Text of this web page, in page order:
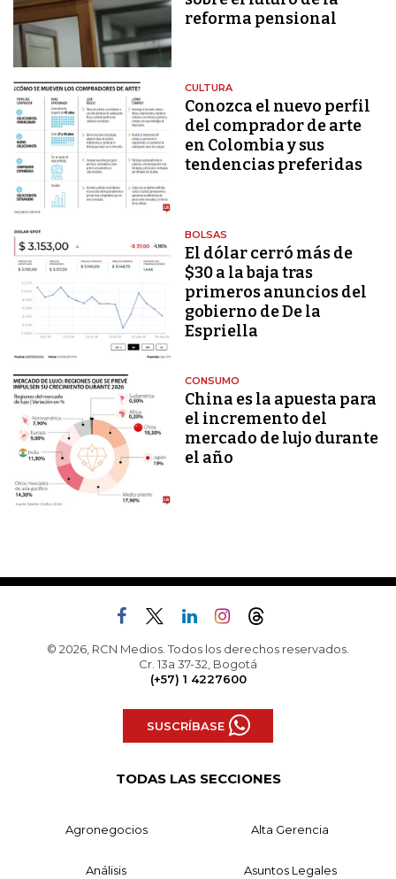
reforma pensional
CULTURA
Conozca el nuevo perfil
del comprador de arte
en Colombia y sus
tendencias preferidas
BOLSAS
El dólar cerró más de
$30 a la baja tras
primeros anuncios del
gobierno de De la
Espriella
CONSUMO
China es la apuesta para
el incremento del
mercado de lujo durante
el año
© 2026, RCN Medios. Todos los derechos reservados.
Cr. 13a 37-32, Bogotá
(+57) 1 4227600
SUSCRÍBASE
TODAS LAS SECCIONES
Agronegocios Alta Gerencia
Análisis Asuntos Legales